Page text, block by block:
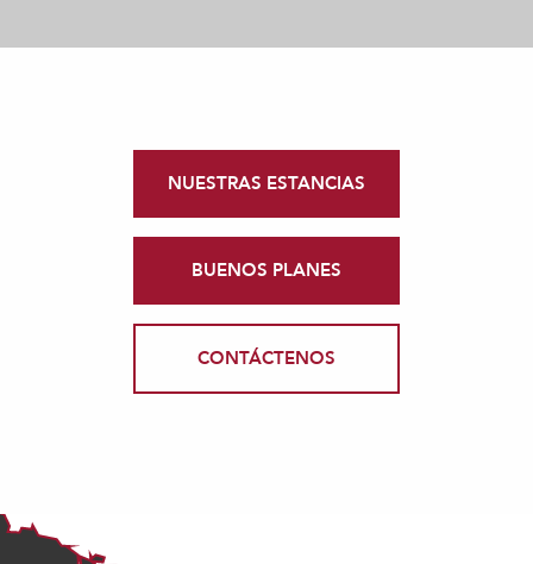
NUESTRAS ESTANCIAS
BUENOS PLANES
CONTÁCTENOS